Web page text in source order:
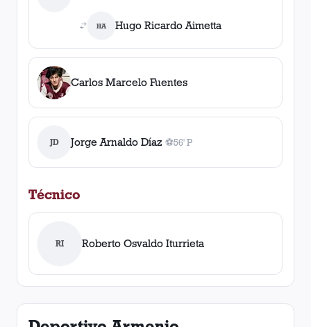
HA Hugo Ricardo Aimetta
Carlos Marcelo Fuentes
JD Jorge Arnaldo Díaz ⚽
1gol , 56' P
56' P
Técnico
RI Roberto Osvaldo Iturrieta